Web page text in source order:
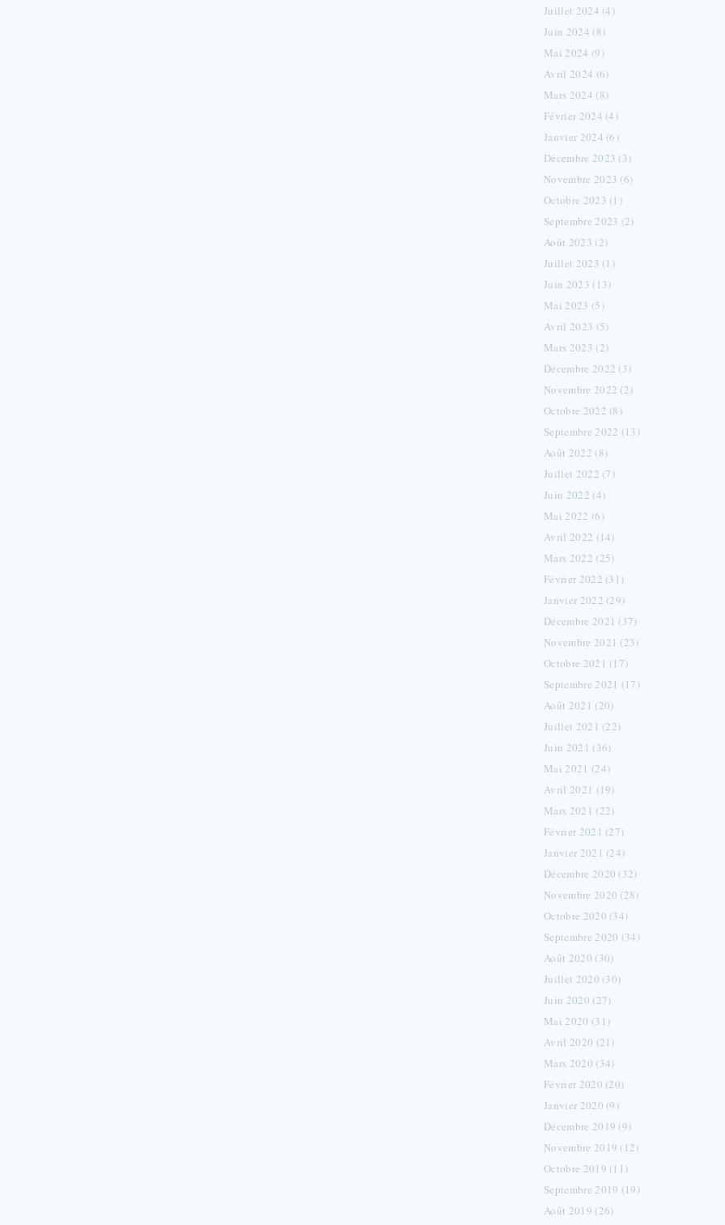
Juillet 2024 (4)
Juin 2024 (8)
Mai 2024 (9)
Avril 2024 (6)
Mars 2024 (8)
Février 2024 (4)
Janvier 2024 (6)
Décembre 2023 (3)
Novembre 2023 (6)
Octobre 2023 (1)
Septembre 2023 (2)
Août 2023 (2)
Juillet 2023 (1)
Juin 2023 (13)
Mai 2023 (5)
Avril 2023 (5)
Mars 2023 (2)
Décembre 2022 (3)
Novembre 2022 (2)
Octobre 2022 (8)
Septembre 2022 (13)
Août 2022 (8)
Juillet 2022 (7)
Juin 2022 (4)
Mai 2022 (6)
Avril 2022 (14)
Mars 2022 (25)
Février 2022 (31)
Janvier 2022 (29)
Décembre 2021 (37)
Novembre 2021 (23)
Octobre 2021 (17)
Septembre 2021 (17)
Août 2021 (20)
Juillet 2021 (22)
Juin 2021 (36)
Mai 2021 (24)
Avril 2021 (19)
Mars 2021 (22)
Février 2021 (27)
Janvier 2021 (24)
Décembre 2020 (32)
Novembre 2020 (28)
Octobre 2020 (34)
Septembre 2020 (34)
Août 2020 (30)
Juillet 2020 (30)
Juin 2020 (27)
Mai 2020 (31)
Avril 2020 (21)
Mars 2020 (34)
Février 2020 (20)
Janvier 2020 (9)
Décembre 2019 (9)
Novembre 2019 (12)
Octobre 2019 (11)
Septembre 2019 (19)
Août 2019 (26)